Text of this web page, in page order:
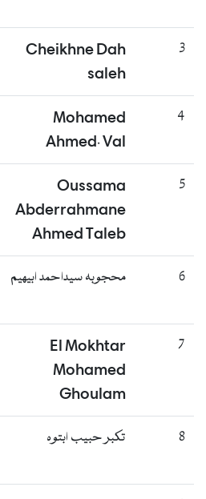
Cheikhne Dah
saleh
Mohamed
Ahmed. Val
Oussama
Abderrahmane
Ahmed Taleb
محجوبه سيداحمد ابيهيم
El Mokhtar
Mohamed
Ghoulam
تكبر حبيب ابتوه